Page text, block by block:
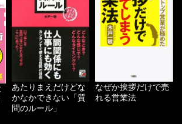
あたりまえだけどな
かなかできない「質
問のルール」
なぜか挨拶だけで売
れる営業法